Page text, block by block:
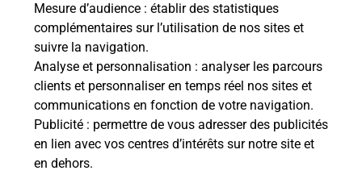
Mesure d’audience : établir des statistiques
complémentaires sur l’utilisation de nos sites et
suivre la navigation.
Analyse et personnalisation : analyser les parcours
clients et personnaliser en temps réel nos sites et
communications en fonction de votre navigation.
Publicité : permettre de vous adresser des publicités
en lien avec vos centres d’intérêts sur notre site et
en dehors.
Boîte aux lettres La Poste
Collecte du courrier aujourd'hui à 09h00
14 Grande Rue
91540
Fontenay Le Vicomte
Itinéraire
Le lien s'ouvre dans un nouvel onglet